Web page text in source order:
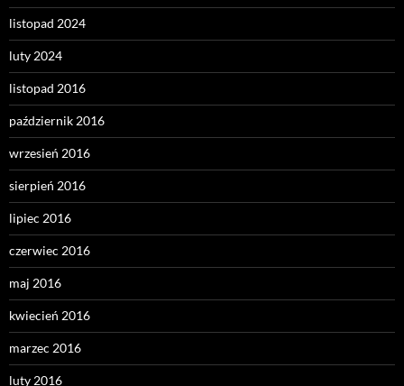
listopad 2024
luty 2024
listopad 2016
październik 2016
wrzesień 2016
sierpień 2016
lipiec 2016
czerwiec 2016
maj 2016
kwiecień 2016
marzec 2016
luty 2016